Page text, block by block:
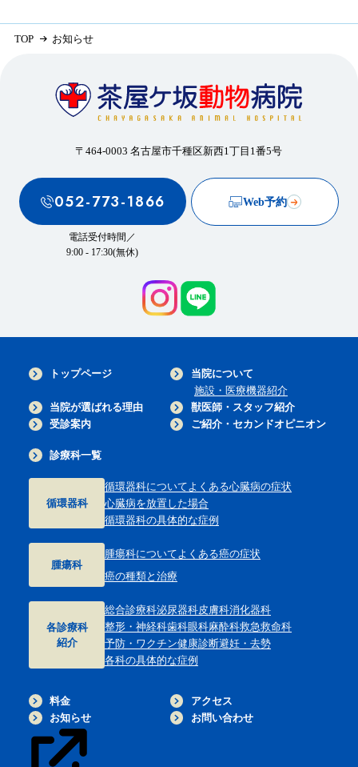
TOP お知らせ
〒464-0003 名古屋市千種区新西1丁目1番5号
052-773-1866
電話受付時間／
9:00 - 17:30(無休)
Web予約
トップページ
当院について
施設・医療機器紹介
当院が選ばれる理由
獣医師・スタッフ紹介
受診案内
ご紹介・セカンドオピニオン
診療科一覧
循環器科
循環器科についてよくある心臓病の症状
心臓病を放置した場合
循環器科の具体的な症例
腫瘍科
腫瘍科についてよくある癌の症状
癌の種類と治療
各診療科
紹介
総合診療科泌尿器科皮膚科消化器科
整形・神経科歯科眼科麻酔科救急救命科
予防・ワクチン健康診断避妊・去勢
各科の具体的な症例
料金
アクセス
お知らせ
お問い合わせ